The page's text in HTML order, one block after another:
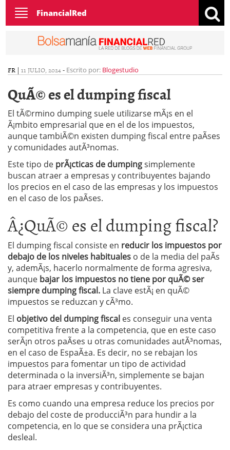
Toggle
navigation
FinancialRed
FR | 11 JULIO, 2024- Escrito por: Blogestudio
QuÃ© es el dumping fiscal
El tÃ©rmino dumping suele utilizarse mÃ¡s en el
Ã¡mbito empresarial que en el de los impuestos,
aunque tambiÃ©n existen dumping fiscal entre paÃ­ses
y comunidades autÃ³nomas.
Este tipo de prÃ¡cticas de dumpingsimplemente
buscan atraer a empresas y contribuyentes bajando
los precios en el caso de las empresas y los impuestos
en el caso de los paÃ­ses.
Â¿QuÃ© es el dumping fiscal?
El dumping fiscal consiste en reducir los impuestos por
debajo de los niveles habituales o de la media del paÃ­s
y, ademÃ¡s, hacerlo normalmente de forma agresiva,
aunque bajar los impuestos no tiene por quÃ© ser
siempre dumping fiscal. La clave estÃ¡ en quÃ©
impuestos se reduzcan y cÃ³mo.
El objetivo del dumping fiscal es conseguir una venta
competitiva frente a la competencia, que en este caso
serÃ¡n otros paÃ­ses u otras comunidades autÃ³nomas,
en el caso de EspaÃ±a. Es decir, no se rebajan los
impuestos para fomentar un tipo de actividad
determinada o la inversiÃ³n, simplemente se bajan
para atraer empresas y contribuyentes.
Es como cuando una empresa reduce los precios por
debajo del coste de producciÃ³n para hundir a la
competencia, en lo que se considera una prÃ¡ctica
desleal.